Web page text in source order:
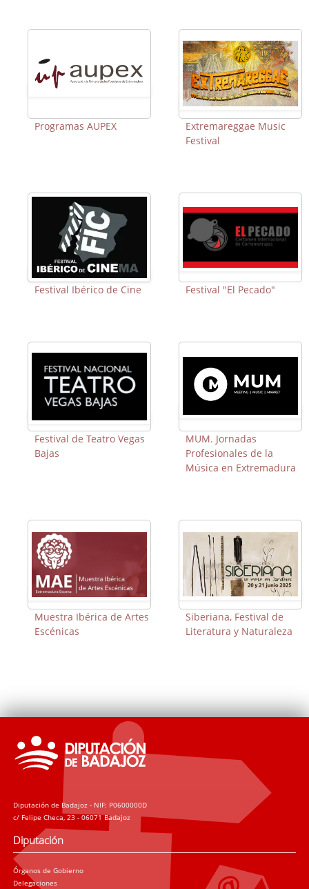
Programas AUPEX
Extremareggae Music
Festival
Festival Ibérico de Cine Festival "El Pecado"
Festival de Teatro Vegas
Bajas
MUM. Jornadas
Profesionales de la
Música en Extremadura
Muestra Ibérica de Artes
Escénicas
Siberiana, Festival de
Literatura y Naturaleza
Diputación de Badajoz - NIF: P0600000D
c/ Felipe Checa, 23 - 06071 Badajoz
Diputación
Órganos de Gobierno
Delegaciones